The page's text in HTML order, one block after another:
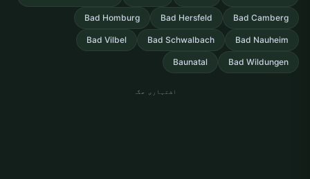
Bad Camberg
Bad Hersfeld
Bad Homburg
Bad Nauheim
Bad Schwalbach
Bad Vilbel
Bad Wildungen
Baunatal
اشتہاری جگہ